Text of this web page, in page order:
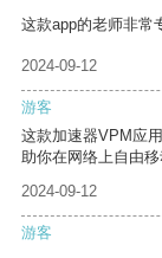
这款app的老师非常
2024-09-12
游客
这款加速器VPM应
助你在网络上自由移
2024-09-12
游客